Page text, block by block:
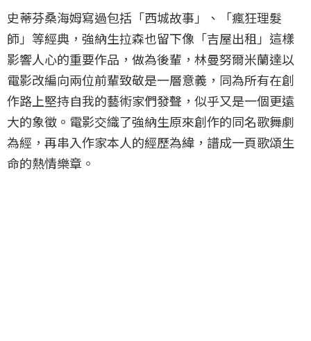
史蒂芬桑海姆寫過包括「西城故事」、「瘋狂理髮
師」等經典，強納生拉森也留下像「吉屋出租」這樣
影響人心的重要作品，做為後輩，林曼努爾米蘭達以
電影改編向兩位前輩致敬是一層意義，同為所有在創
作路上堅持自我的藝術家們發聲，似乎又是一個更遠
大的象徵。電影交織了強納生原來創作的同名歌舞劇
為經，再串入作家本人的經歷為緯，譜成一頁歌頌生
命的熱情樂章。